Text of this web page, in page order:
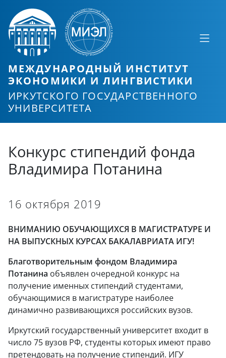
МЕЖДУНАРОДНЫЙ ИНСТИТУТ
ЭКОНОМИКИ И ЛИНГВИСТИКИ
ИРКУТСКОГО ГОСУДАРСТВЕННОГО
УНИВЕРСИТЕТА
Конкурс стипендий фонда
Владимира Потанина
16 октября 2019
ВНИМАНИЮ ОБУЧАЮЩИХСЯ В МАГИСТРАТУРЕ И
НА ВЫПУСКНЫХ КУРСАХ БАКАЛАВРИАТА ИГУ!
Благотворительным фондом Владимира
Потанина объявлен очередной конкурс на
получение именных стипендий студентами,
обучающимися в магистратуре наиболее
динамично развивающихся российских вузов.
Иркутский государственный университет входит в
число 75 вузов РФ, студенты которых имеют право
претендовать на получение стипендий. ИГУ